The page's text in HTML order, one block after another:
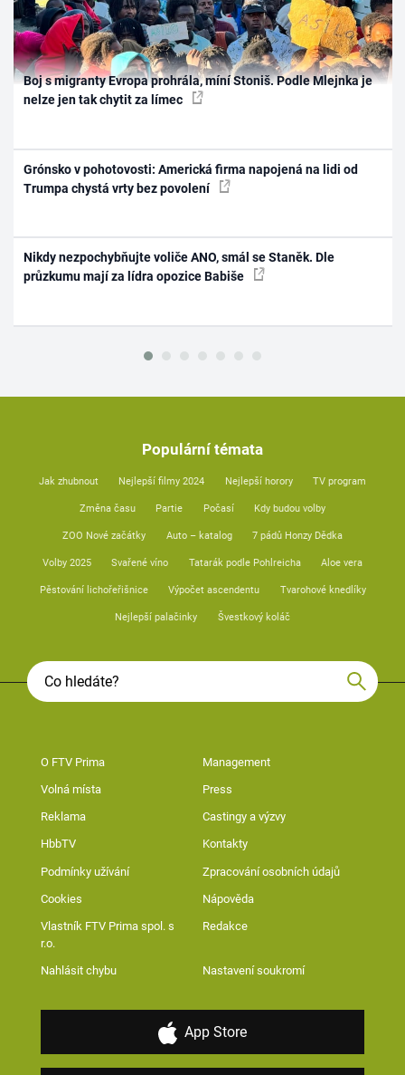
Boj s migranty Evropa prohrála, míní Stoniš. Podle Mlejnka je
nelze jen tak chytit za límec
Grónsko v pohotovosti: Americká firma napojená na lidi od
Trumpa chystá vrty bez povolení
Nikdy nezpochybňujte voliče ANO, smál se Staněk. Dle
průzkumu mají za lídra opozice Babiše
Populární témata
Jak zhubnout Nejlepší filmy 2024 Nejlepší horory TV program
Změna času Partie Počasí Kdy budou volby
ZOO Nové začátky Auto – katalog 7 pádů Honzy Dědka
Volby 2025 Svařené víno Tatarák podle Pohlreicha Aloe vera
Pěstování lichořeřišnice Výpočet ascendentu Tvarohové knedlíky
Nejlepší palačinky Švestkový koláč
O FTV Prima Management
Volná místa Press
Reklama Castingy a výzvy
HbbTV Kontakty
Podmínky užívání Zpracování osobních údajů
Cookies Nápověda
Vlastník FTV Prima spol. s
r.o.
Redakce
Nahlásit chybu Nastavení soukromí
App Store